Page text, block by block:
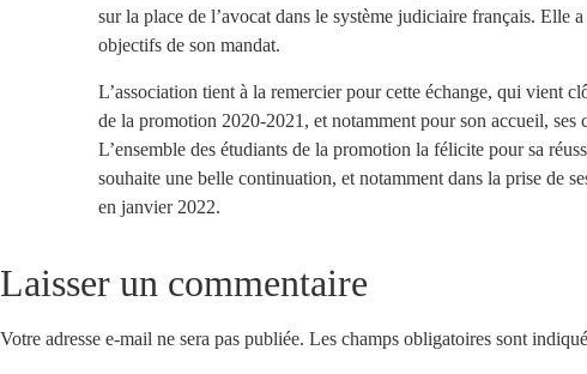
sur la place de l’avocat dans le système judiciaire français. Elle
objectifs de son mandat.
L’association tient à la remercier pour cette échange, qui vient
de la promotion 2020-2021, et notamment pour son accueil, ses
L’ensemble des étudiants de la promotion la félicite pour sa
souhaite une belle continuation, et notamment dans la prise de
en janvier 2022.
Laisser un commentaire
Votre adresse e-mail ne sera pas publiée. Les champs obligatoires sont